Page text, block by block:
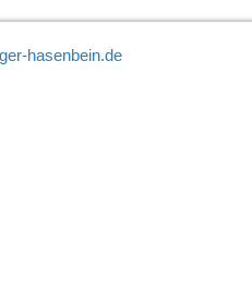
hasenbein.de